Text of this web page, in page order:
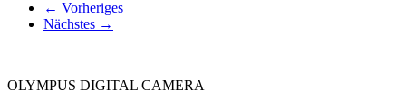
← Vorheriges
Nächstes →
OLYMPUS DIGITAL CAMERA